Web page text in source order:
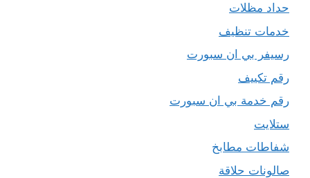
حداد مظلات
خدمات تنظيف
رسيفر بي ان سبورت
رقم تكييف
رقم خدمة بي ان سبورت
ستلايت
شفاطات مطابخ
صالونات حلاقة